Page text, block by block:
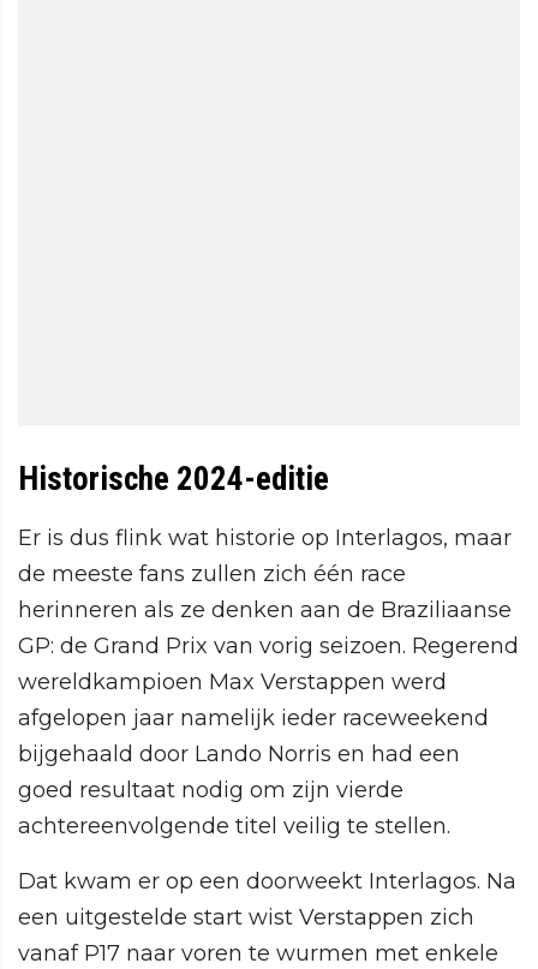
Historische 2024-editie
Er is dus flink wat historie op Interlagos, maar
de meeste fans zullen zich één race
herinneren als ze denken aan de Braziliaanse
GP: de Grand Prix van vorig seizoen. Regerend
wereldkampioen Max Verstappen werd
afgelopen jaar namelijk ieder raceweekend
bijgehaald door Lando Norris en had een
goed resultaat nodig om zijn vierde
achtereenvolgende titel veilig te stellen.
Dat kwam er op een doorweekt Interlagos. Na
een uitgestelde start wist Verstappen zich
vanaf P17 naar voren te wurmen met enkele